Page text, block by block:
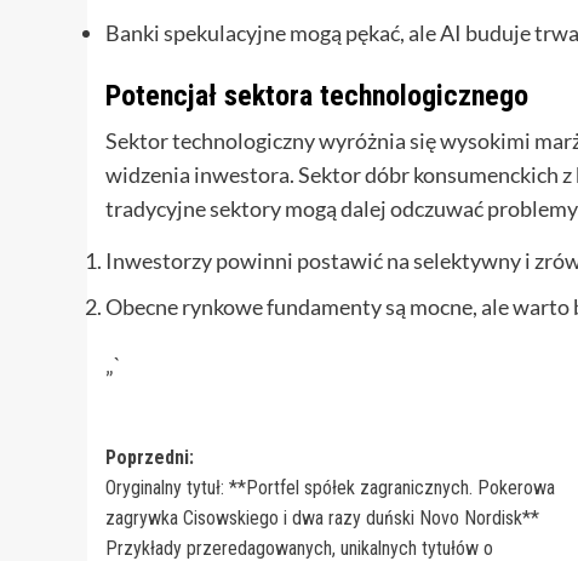
Banki spekulacyjne mogą pękać, ale AI buduje
Potencjał sektora technologicznego
Sektor technologiczny wyróżnia się wysokimi
widzenia inwestora. Sektor dóbr konsumenckich z
tradycyjne sektory mogą dalej odczuwać
Inwestorzy powinni postawić na selektywny i
Obecne rynkowe fundamenty są mocne, ale
„`
Zobacz
wpisy
Poprzedni:
Oryginalny tytuł: **Portfel spółek zagranicznych. Pokerowa
zagrywka Cisowskiego i dwa razy duński Novo Nordisk**
Przykłady przeredagowanych, unikalnych tytułów o